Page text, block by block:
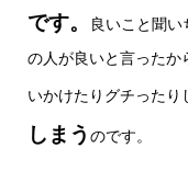
です。
良いこと聞
の人が良いと言ったか
いかけたりグチったり
しまう のです。